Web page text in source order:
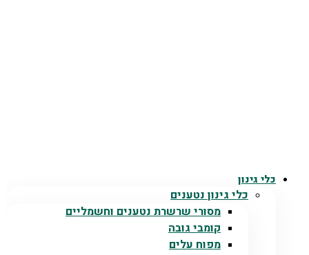
כלי גינון
כלי גינון נטענים
מסורי שרשרת נטענים וחשמליים
קומבי גובה
מפוח עלים